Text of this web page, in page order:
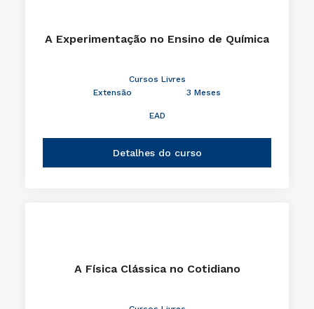
A Experimentação no Ensino de Química
Cursos Livres
Extensão
3 Meses
EAD
Detalhes do curso
A Física Clássica no Cotidiano